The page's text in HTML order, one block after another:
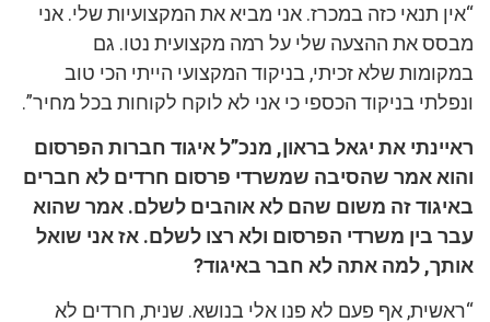
“אין תנאי כזה במכרז. אני מביא את המקצועיות שלי. אני
מבסס את ההצעה שלי על רמה מקצועית נטו. גם
במקומות שלא זכיתי, בניקוד המקצועי הייתי הכי טוב
ונפלתי בניקוד הכספי כי אני לא לוקח לקוחות בכל מחיר”.
ראיינתי את יגאל בראון, מנכ”ל איגוד חברות הפרסום
והוא אמר שהסיבה שמשרדי פרסום חרדים לא חברים
באיגוד זה משום שהם לא אוהבים לשלם. אמר שהוא
עבר בין משרדי הפרסום ולא רצו לשלם. אז אני שואל
אותך, למה אתה לא חבר באיגוד?
“ראשית, אף פעם לא פנו אלי בנושא. שנית, חרדים לא